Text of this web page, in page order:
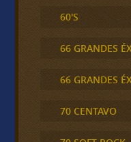
60'S
66 GRANDES
66 GRANDES
70 CENTAVO